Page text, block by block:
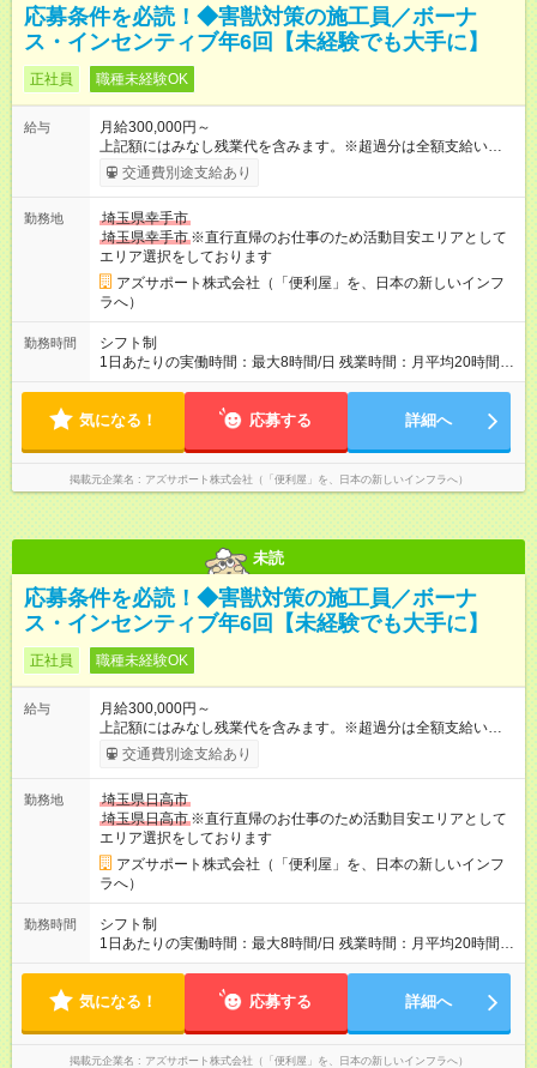
応募条件を必読！◆害獣対策の施工員／ボーナ
ス・インセンティブ年6回【未経験でも大手に】
正社員 職種未経験OK
給与
月給300,000円～
上記額にはみなし残業代を含みます。※超過分は全額支給いたし
ます。 みなし残業代 73,808円／月 みなし残業時間 45時間／月
年収＝月給＋ボーナス＋インセンティブ ボーナス ：2回 ※過
（年4回） ※施工スタッフにもインセンティブがもらえます
※合計で約30～60万/年程度で動きます（一番高い方ですと100
万超え） --------------------------------- 昇給：あり ※年1回評価に基
づく 手当：あり 全額100%支給 ・交通費（通勤費） ・業務に
おける活動費 ・超過勤務手当 【注意】 貸与する社用車は、社員
各自が保管していただきます 駐車場代が仮にかかる場合、各社
員での負担となります ※1都3県社員については会社負担があり
ます（ご相談ください） 【試用期間】試用期間あり 試用期間の
ます。 雇用形態：中途採用（契約社員） 給与：本採用時と同じ
です。 試用期間中は嘱託社員契約となります。嘱託社員契約中
の給与・待遇・福利厚生は正社員のものと同じです。99％の方
が試用期間後に正社員に移行しております。
交通費別途支給あり
勤務地
埼玉県幸手市
埼玉県幸手市 ※直行直帰のお仕事のため活動目安エリアとして
エリア選択をしております
アズサポート株式会社（「便利屋」を、日本の新しいインフ
ラへ）
勤務時間
シフト制
1日あたりの実働時間：最大8時間/日 残業時間：月平均20時間程
度 ※閑散月10時間ほど、繁忙期40時間ほど 【注意】 直行直帰の
によっては出勤・退勤時間が変動する場合がございます 例）
時台
気になる！ 応募する 詳細へ
掲載元企業名 アズサポート株式会社（「便利屋」を、日本の新しいインフラへ）
未読
応募条件を必読！◆害獣対策の施工員／ボーナ
ス・インセンティブ年6回【未経験でも大手に】
正社員 職種未経験OK
給与
月給300,000円～
上記額にはみなし残業代を含みます。※超過分は全額支給いたし
ます。 みなし残業代 73,808円／月 みなし残業時間 45時間／月
年収＝月給＋ボーナス＋インセンティブ ボーナス ：2回 ※過
（年4回） ※施工スタッフにもインセンティブがもらえます
※合計で約30～60万/年程度で動きます（一番高い方ですと100
万超え） --------------------------------- 昇給：あり ※年1回評価に基
づく 手当：あり 全額100%支給 ・交通費（通勤費） ・業務に
おける活動費 ・超過勤務手当 【注意】 貸与する社用車は、社員
各自が保管していただきます 駐車場代が仮にかかる場合、各社
員での負担となります ※1都3県社員については会社負担があり
ます（ご相談ください） 【試用期間】試用期間あり 試用期間の
ます。 雇用形態：中途採用（契約社員） 給与：本採用時と同じ
です。 試用期間中は嘱託社員契約となります。嘱託社員契約中
の給与・待遇・福利厚生は正社員のものと同じです。99％の方
が試用期間後に正社員に移行しております。
交通費別途支給あり
勤務地
埼玉県日高市
埼玉県日高市 ※直行直帰のお仕事のため活動目安エリアとして
エリア選択をしております
アズサポート株式会社（「便利屋」を、日本の新しいインフ
ラへ）
勤務時間
シフト制
1日あたりの実働時間：最大8時間/日 残業時間：月平均20時間程
度 ※閑散月10時間ほど、繁忙期40時間ほど 【注意】 直行直帰の
によっては出勤・退勤時間が変動する場合がございます 例）
時台
気になる！ 応募する 詳細へ
掲載元企業名 アズサポート株式会社（「便利屋」を、日本の新しいインフラへ）